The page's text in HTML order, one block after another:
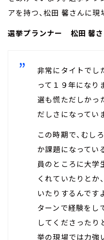
アを持つ、松田 馨さんに現
選挙プランナー 松田 馨
非常にタイトでし
って１９年になり
選も慌ただしかっ
だしさになってい
この時期で、むし
か課題になってい
員のところに大学
くれていたりとか
いたりするんです
ターンで経験をし
してくださったり
挙の現場では力強